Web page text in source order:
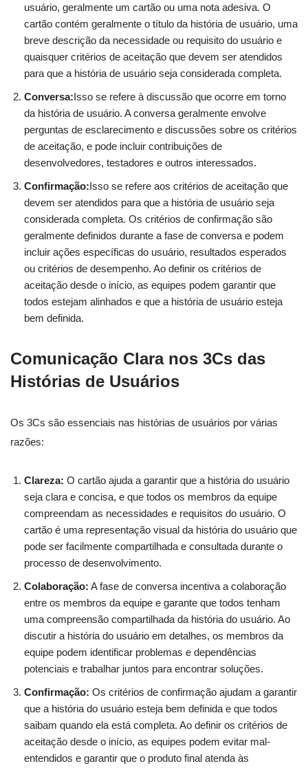
usuário, geralmente um cartão ou uma nota adesiva. O
cartão contém geralmente o título da história de usuário, uma
breve descrição da necessidade ou requisito do usuário e
quaisquer critérios de aceitação que devem ser atendidos
para que a história de usuário seja considerada completa.
Conversa:Isso se refere à discussão que ocorre em torno
da história de usuário. A conversa geralmente envolve
perguntas de esclarecimento e discussões sobre os critérios
de aceitação, e pode incluir contribuições de
desenvolvedores, testadores e outros interessados.
Confirmação:Isso se refere aos critérios de aceitação que
devem ser atendidos para que a história de usuário seja
considerada completa. Os critérios de confirmação são
geralmente definidos durante a fase de conversa e podem
incluir ações específicas do usuário, resultados esperados
ou critérios de desempenho. Ao definir os critérios de
aceitação desde o início, as equipes podem garantir que
todos estejam alinhados e que a história de usuário esteja
bem definida.
Comunicação Clara nos 3Cs das
Histórias de Usuários
Os 3Cs são essenciais nas histórias de usuários por várias
razões:
Clareza: O cartão ajuda a garantir que a história do usuário
seja clara e concisa, e que todos os membros da equipe
compreendam as necessidades e requisitos do usuário. O
cartão é uma representação visual da história do usuário que
pode ser facilmente compartilhada e consultada durante o
processo de desenvolvimento.
Colaboração: A fase de conversa incentiva a colaboração
entre os membros da equipe e garante que todos tenham
uma compreensão compartilhada da história do usuário. Ao
discutir a história do usuário em detalhes, os membros da
equipe podem identificar problemas e dependências
potenciais e trabalhar juntos para encontrar soluções.
Confirmação: Os critérios de confirmação ajudam a garantir
que a história do usuário esteja bem definida e que todos
saibam quando ela está completa. Ao definir os critérios de
aceitação desde o início, as equipes podem evitar mal-
entendidos e garantir que o produto final atenda às